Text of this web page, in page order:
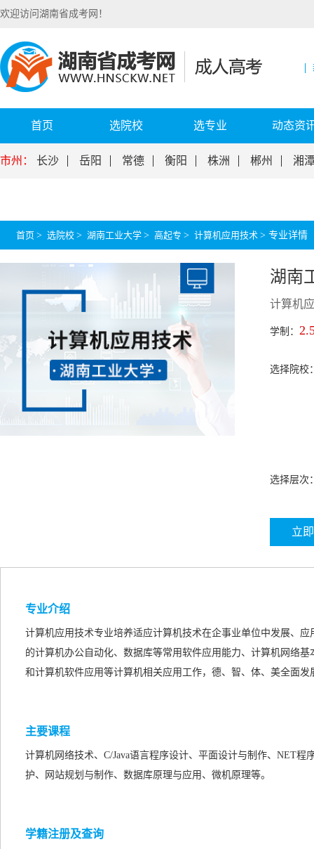
欢迎访问湖南省成考网！
首页 选院校 选专业 动态资
市州： 长沙 岳阳 常德 衡阳 株洲 郴州 湘
首页 > 选院校 > 湖南工业大学 > 高起专 > 计算机应用技术 > 专业详情
湖南
计算机
学制：
选择院校
选择层次
立
专业介绍
计算机应用技术专业培养适应计算机技术在企事业单位中发展、
的计算机办公自动化、数据库等常用软件应用能力、计算机网络
和计算机软件应用等计算机相关应用工作，德、智、体、美全面
主要课程
计算机网络技术、C/Java语言程序设计、平面设计与制作、NET
护、网站规划与制作、数据库原理与应用、微机原理等。
学籍注册及查询